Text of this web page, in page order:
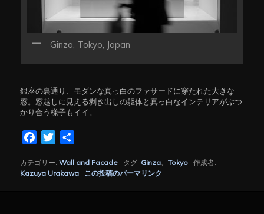
Ginza, Tokyo, Japan
銀座の裏通り、モダンな真っ白のファサードに穿たれた大きな
窓。窓越しに見える剥き出しの躯体と真っ白なインテリアがぶつ
かり合う様子もイイ。
FacebookTwitter
カテゴリー:Wall and Facade タグ: Ginza 、Tokyo 作成者:
Kazuya Urakawa
この投稿のパーマリンク